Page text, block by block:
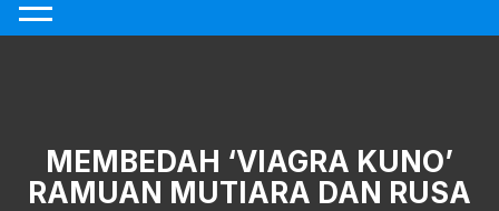
MEMBEDAH ‘VIAGRA KUNO’
RAMUAN MUTIARA DAN RUSA